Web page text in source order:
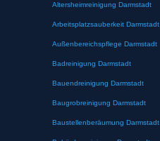
Altersheimreinigung Darmstadt
Arbeitsplatzsauberkeit Darmstadt
Außenbereichspflege Darmstadt
Badreinigung Darmstadt
Bauendreinigung Darmstadt
Baugrobreinigung Darmstadt
Baustellenberäumung Darmstadt